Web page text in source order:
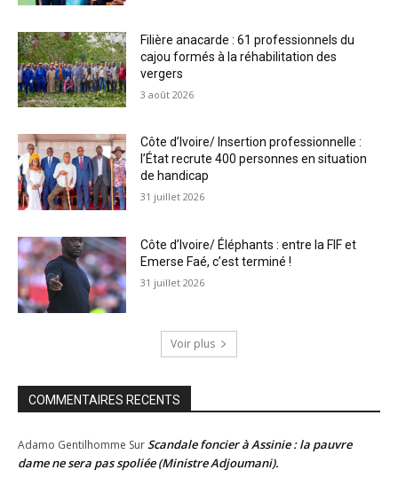
Filière anacarde : 61 professionnels du
cajou formés à la réhabilitation des
vergers
3 août 2026
Côte d’Ivoire/ Insertion professionnelle :
l’État recrute 400 personnes en situation
de handicap
31 juillet 2026
Côte d’Ivoire/ Éléphants : entre la FIF et
Emerse Faé, c’est terminé !
31 juillet 2026
Voir plus
COMMENTAIRES RECENTS
Adamo Gentilhomme SurScandale foncier à Assinie : la pauvre
dame ne sera pas spoliée (Ministre Adjoumani).